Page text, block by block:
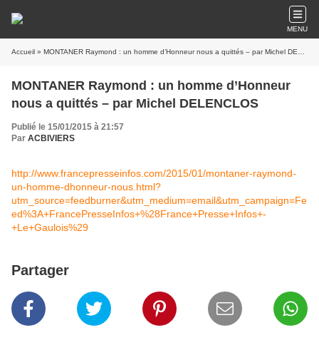
MENU
Accueil » MONTANER Raymond : un homme d’Honneur nous a quittés – par Michel DELENCLOS
MONTANER Raymond : un homme d’Honneur
nous a quittés – par Michel DELENCLOS
Publié le 15/01/2015 à 21:57
Par ACBIVIERS
http://www.francepresseinfos.com/2015/01/montaner-raymond-
un-homme-dhonneur-nous.html?
utm_source=feedburner&utm_medium=email&utm_campaign=Fe
ed%3A+FrancePresseInfos+%28France+Presse+Infos+-
+Le+Gaulois%29
Partager